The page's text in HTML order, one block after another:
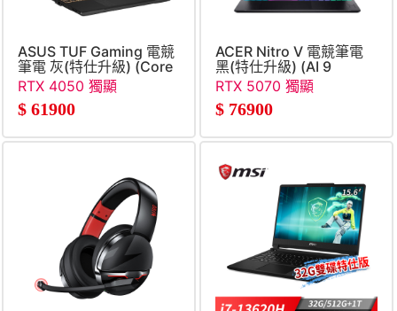
ASUS TUF Gaming 電競
筆電 灰(特仕升級) (Core
5-
210H&#47;16G+32G&#47;512G+2TB
SSD&#47;RTX4050)
RTX 4050 獨顯
$ 61900
ACER Nitro V 電競筆電
黑(特仕升級) (AI 9
SSD&#47;RTX5070)
RTX 5070 獨顯
$ 76900